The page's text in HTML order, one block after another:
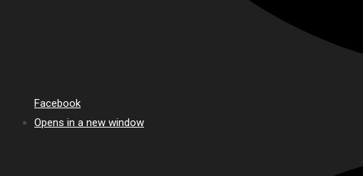
Facebook
Opens in a new window